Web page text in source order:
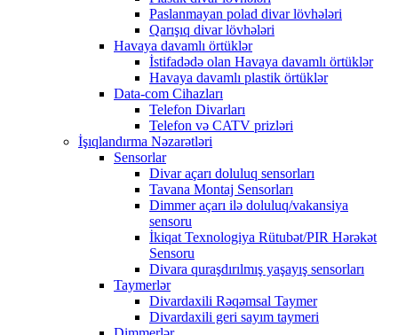
Paslanmayan polad divar lövhələri
Qarışıq divar lövhələri
Havaya davamlı örtüklər
İstifadədə olan Havaya davamlı örtüklər
Havaya davamlı plastik örtüklər
Data-com Cihazları
Telefon Divarları
Telefon və CATV prizləri
İşıqlandırma Nəzarətləri
Sensorlar
Divar açarı doluluq sensorları
Tavana Montaj Sensorları
Dimmer açarı ilə doluluq/vakansiya
sensoru
İkiqat Texnologiya Rütubət/PIR Hərəkət
Sensoru
Divara quraşdırılmış yaşayış sensorları
Taymerlər
Divardaxili Rəqəmsal Taymer
Divardaxili geri sayım taymeri